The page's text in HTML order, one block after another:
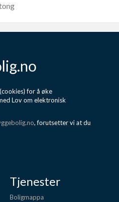
for å øke
Lov om elektronisk
, forutsetter vi at du
Tjenester
Boligmappa